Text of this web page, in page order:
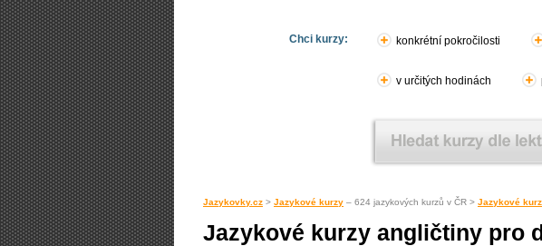
Chci kurzy: konkrétní pokročilosti
v určitých hodinách
Jazykovky.cz > Jazykové kurzy – 624 jazykových kurzů v ČR > Jazykové
Jazykové kurzy angličtiny pro